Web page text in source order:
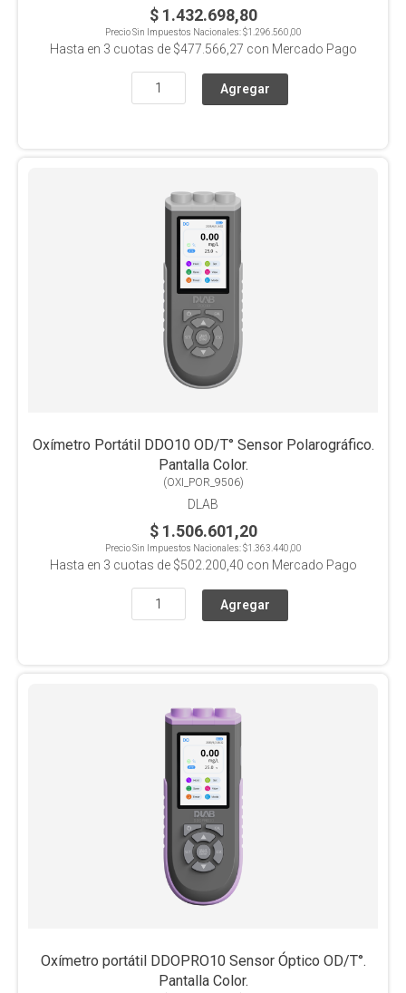
$ 1.432.698,80
Precio Sin Impuestos Nacionales:$1.296.560,00
Hasta en 3 cuotas de $477.566,27 con Mercado Pago
Oxímetro Portátil DDO10 OD/T° Sensor Polarográfico.
Pantalla Color.
(OXI_POR_9506)
DLAB
$ 1.506.601,20
Precio Sin Impuestos Nacionales:$1.363.440,00
Hasta en 3 cuotas de $502.200,40 con Mercado Pago
Oxímetro portátil DDOPRO10 Sensor Óptico OD/T°.
Pantalla Color.